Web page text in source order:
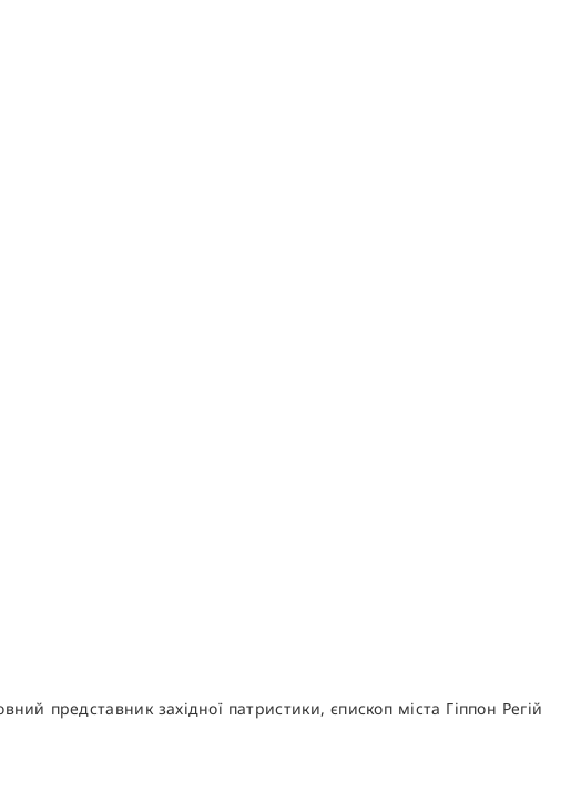
представник західної патристики, єпископ міста Гіппон Регій